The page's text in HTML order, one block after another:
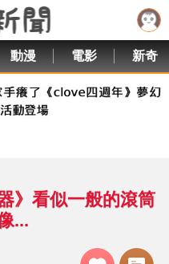
動漫 電影 新奇
》看似一般的滾筒
...